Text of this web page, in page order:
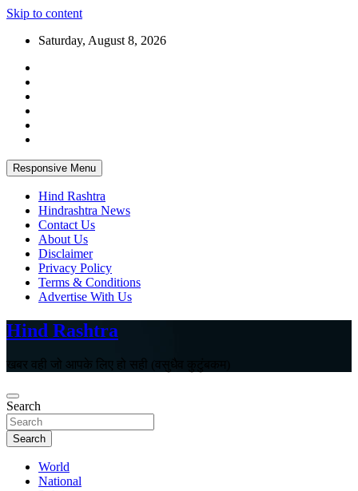
Skip to content
Saturday, August 8, 2026
Responsive Menu
Hind Rashtra
Hindrashtra News
Contact Us
About Us
Disclaimer
Privacy Policy
Terms & Conditions
Advertise With Us
Hind Rashtra
खबर वही जो आपके लिए हो सही (वसुधैव कुटुंबकम)
Search
Search
World
National